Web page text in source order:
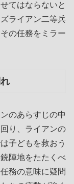
てはならないと
ライアン二等兵
の任務をミラー
のあらすじの中
り、ライアンの
子どもを救おう
陣地をたたくべ
務の意味に疑問